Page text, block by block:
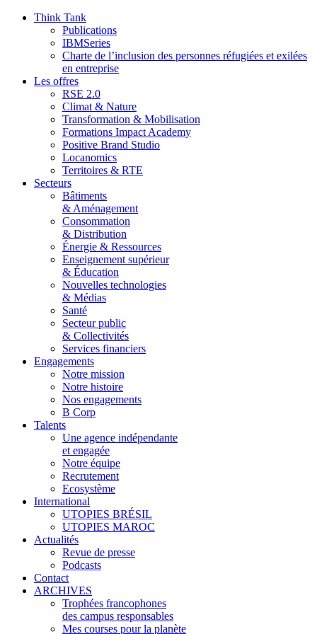
Aller
Think Tank
Publications
IBMSeries
Charte de l’inclusion des personnes réfugiées et exilées
en entreprise
Les offres
RSE 2.0
Climat & Nature
Transformation & Mobilisation
Formations Impact Academy
Positive Brand Studio
Locanomics
Territoires & RTE
Secteurs
Bâtiments
& Aménagement
Consommation
& Distribution
Énergie & Ressources
Enseignement supérieur
& Éducation
Nouvelles technologies
& Médias
Santé
Secteur public
& Collectivités
Services financiers
Engagements
Notre mission
Notre histoire
Nos engagements
B Corp
Talents
Une agence indépendante
et engagée
Notre équipe
Recrutement
Ecosystème
International
UTOPIES BRÉSIL
UTOPIES MAROC
Actualités
Revue de presse
Podcasts
Contact
ARCHIVES
Trophées francophones
des campus responsables
Mes courses pour la planète